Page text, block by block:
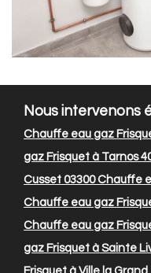
Nous intervenons
Chauffe eau gaz
gaz Frisquet à Tarnos
Cusset 03300Chauffe
Chauffe eau gaz
Chauffe eau gaz
gaz Frisquet à Sainte